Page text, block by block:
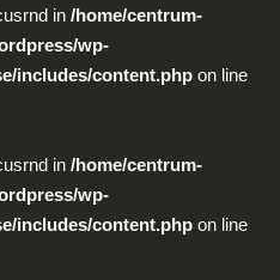
in /home/centrum-
wp-
includes/content.php on line
in /home/centrum-
wp-
includes/content.php on line